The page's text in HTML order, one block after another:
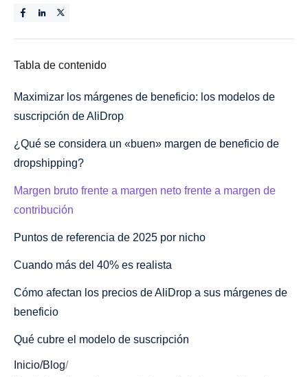
Tabla de contenido
Maximizar los márgenes de beneficio: los modelos de
suscripción de AliDrop
¿Qué se considera un «buen» margen de beneficio de
dropshipping?
Margen bruto frente a margen neto frente a margen de
contribución
Puntos de referencia de 2025 por nicho
Cuando más del 40% es realista
Cómo afectan los precios de AliDrop a sus márgenes de
beneficio
Qué cubre el modelo de suscripción
Planes de precios de AliDrop (según el listado oficial)
Inicio/Blog/